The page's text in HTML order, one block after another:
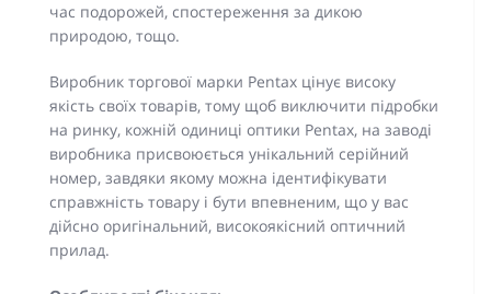
час подорожей, спостереження за дикою
природою, тощо.
Виробник торгової марки Pentax цінує високу
якість своїх товарів, тому щоб виключити підробки
на ринку, кожній одиниці оптики Pentax, на заводі
виробника присвоюється унікальний серійний
номер, завдяки якому можна ідентифікувати
справжність товару і бути впевненим, що у вас
дійсно оригінальний, високоякісний оптичний
прилад.